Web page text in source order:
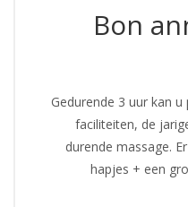
Bon
Gedurende 3 uur kan
faciliteiten, de
durende massage.
hapjes + een